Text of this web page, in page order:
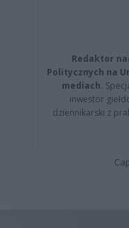
Redaktor
Politycznych na
mediach.
inwestor
dziennikarski z